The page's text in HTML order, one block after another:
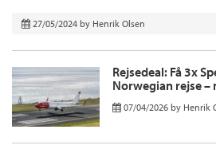
27/05/2024 by Henrik Olsen
Rejsedeal: Få 3x
Norwegian rejse –
07/04/2026 by Henrik